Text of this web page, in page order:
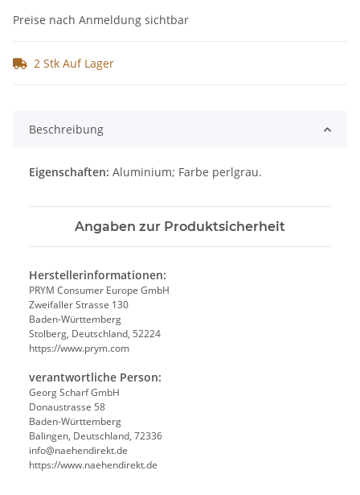
Preise nach Anmeldung sichtbar
2 Stk Auf Lager
Beschreibung
Eigenschaften: Aluminium; Farbe perlgrau.
Angaben zur Produktsicherheit
Herstellerinformationen:
PRYM Consumer Europe GmbH
Zweifaller Strasse 130
Baden-Württemberg
Stolberg, Deutschland, 52224
https://www.prym.com
verantwortliche Person:
Georg Scharf GmbH
Donaustrasse 58
Baden-Württemberg
Balingen, Deutschland, 72336
info@naehendirekt.de
https://www.naehendirekt.de